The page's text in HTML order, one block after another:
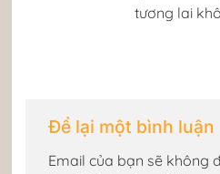
tương lai
Để lại một bình luận
Email của bạn sẽ không